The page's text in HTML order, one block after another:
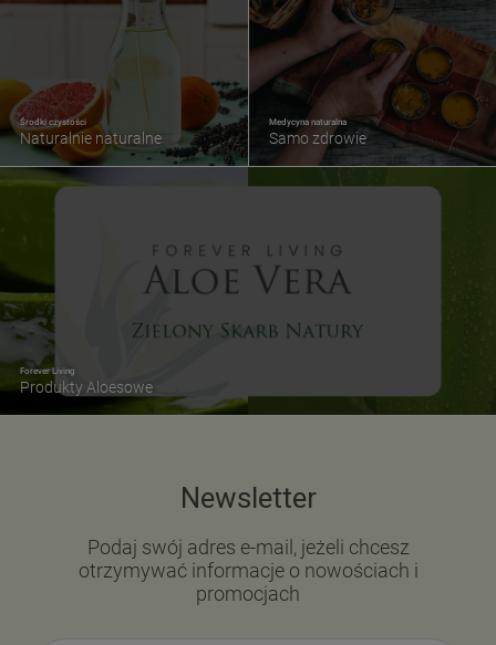
Forever Living
Produkty Aloesowe
Środki czystości
Naturalnie naturalne
Medycyna naturalna
Samo zdrowie
Newsletter
Podaj swój adres e-mail, jeżeli chcesz
otrzymywać informacje o nowościach i
promocjach